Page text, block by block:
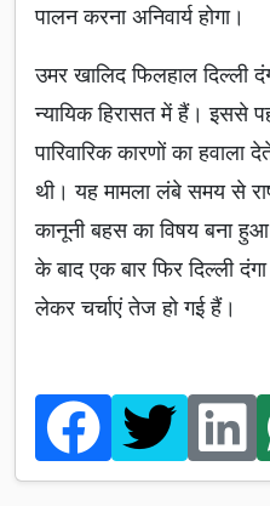
पालन करना अनिवार्य होगा।
उमर खालिद फिलहाल दिल्ली
न्यायिक हिरासत में हैं। इससे
पारिवारिक कारणों का
थी। यह मामला लंबे समय से
कानूनी बहस का विषय बना
के बाद एक बार फिर दिल्ली
लेकर चर्चाएं तेज हो गई हैं।